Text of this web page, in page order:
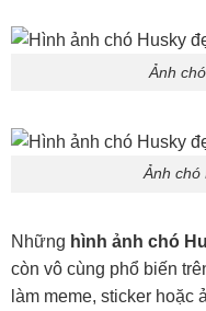
Ảnh
Ảnh chó
Những hình ảnh chó
còn vô cùng phổ biến
làm meme, sticker